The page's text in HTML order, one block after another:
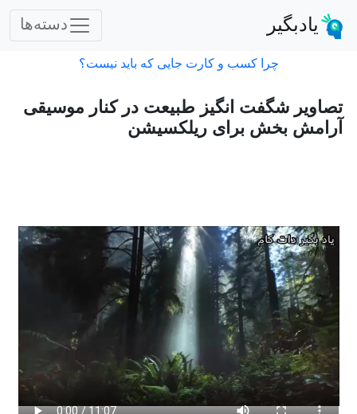
یادبگیر دسته‌ها
چرا کسب و کارت جایی که باید نیست؟
تصاویر شگفت انگیز طبیعت در کنار موسیقی
آرامش بخش برای ریلکسیشن